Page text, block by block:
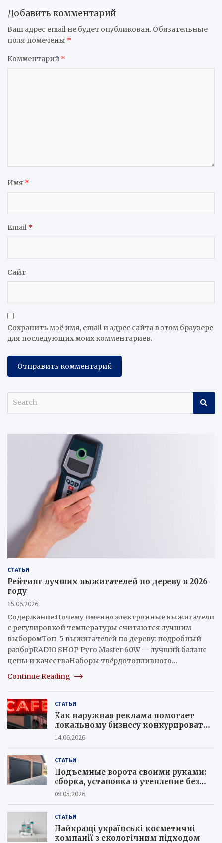
Добавить комментарий
Ваш адрес email не будет опубликован. Обязательные
поля помечены *
Комментарий *
Имя *
Email *
Сайт
Сохранить моё имя, email и адрес сайта в этом браузере
для последующих моих комментариев.
СТАТЬИ
Рейтинг лучших выжигателей по дереву в 2026
году
15.06.2026
Содержание:Почему именно электронные выжигатели
с регулировкой температуры считаются лучшим
выборомТоп-5 выжигателей по дереву: подробный
разборRADIO SHOP Pyro Master 60W — лучший баланс
цены и качестваНаборы твёрдотопливного…
Continue Reading
СТАТЬИ
Как наружная реклама помогает
локальному бизнесу конкурировать с
крупными сетями
14.06.2026
СТАТЬИ
Подъемные ворота своими руками:
сборка, установка и утепление без
ошибок
09.05.2026
СТАТЬИ
Найкращі українські косметичні
компанії з екологічним підходом